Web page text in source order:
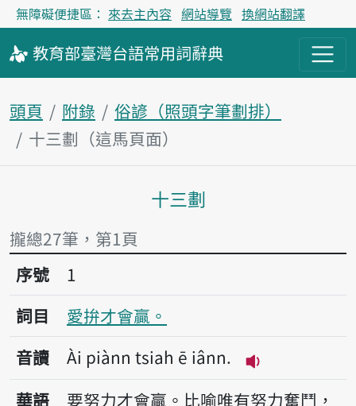
無障礙便捷區： 來去主內容 網站導覽 換網站翻譯
教育部臺灣台語常用詞辭典
頭頁 附錄
俗諺（照頭字筆劃排）
十三劃（這馬頁面）
主內容區
十三劃
攏總27筆，第1頁
序號1愛拚才會贏。
序號
1
詞目
愛拚才會贏。
音讀
Ài piànn tsiah ē iânn.
播放音讀Ài
華語
要努力才會贏。比喻唯有努力奮鬥，